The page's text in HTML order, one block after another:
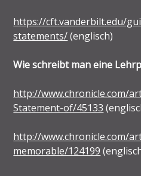
https://cft.vanderbilt.edu/
statements/(englisch)
Wie schreibt man eine
http://www.chronicle.com/
Statement-of/45133
http://www.chronicle.com/
memorable/124199